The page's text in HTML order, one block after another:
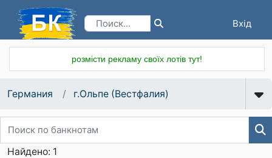
Вхід
розмісти рекламу своїх лотів тут!
Германия г.Ольпе (Вестфалия)
Найдено: 1